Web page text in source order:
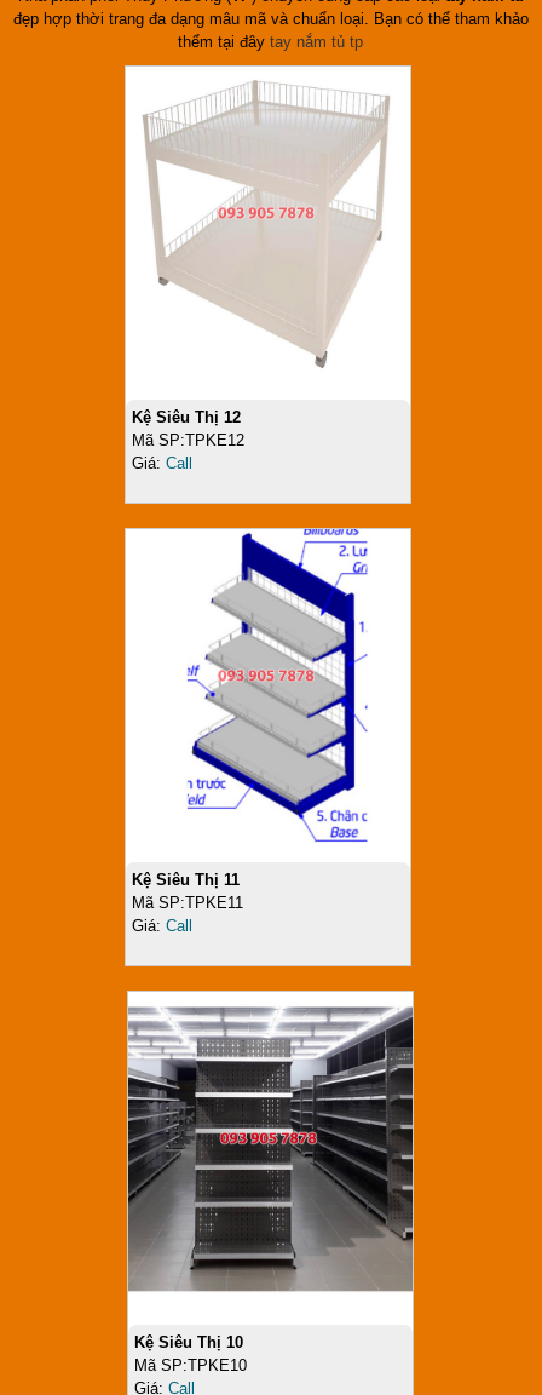
đẹp hợp thời trang đa dạng mâu mã và chuẩn loại. Bạn có thể tham khảo
thểm tại đâytay nắm tủ tp
Kệ Siêu Thị 12
Mã SP:TPKE12
Giá: Call
Kệ Siêu Thị 11
Mã SP:TPKE11
Giá: Call
Kệ Siêu Thị 10
Mã SP:TPKE10
Giá:Call